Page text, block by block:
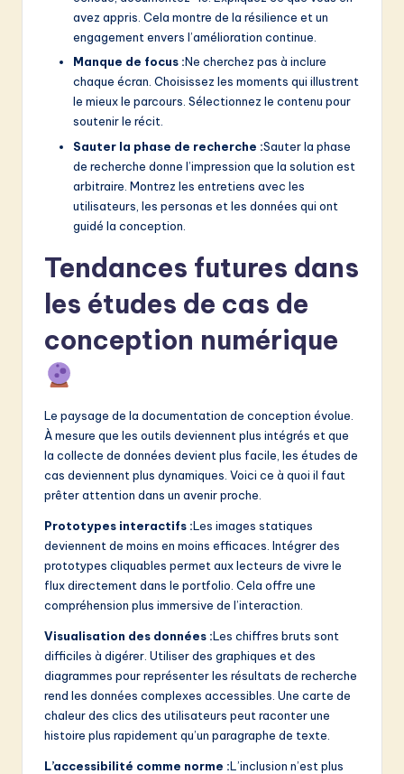
avez appris. Cela montre de la résilience et un
engagement envers l’amélioration continue.
Manque de focus :Ne cherchez pas à inclure
chaque écran. Choisissez les moments qui illustrent
le mieux le parcours. Sélectionnez le contenu pour
soutenir le récit.
Sauter la phase de recherche :Sauter la phase
de recherche donne l’impression que la solution est
arbitraire. Montrez les entretiens avec les
utilisateurs, les personas et les données qui ont
guidé la conception.
Tendances futures dans
les études de cas de
conception numérique
Le paysage de la documentation de conception évolue.
À mesure que les outils deviennent plus intégrés et que
la collecte de données devient plus facile, les études de
cas deviennent plus dynamiques. Voici ce à quoi il faut
prêter attention dans un avenir proche.
Prototypes interactifs :Les images statiques
deviennent de moins en moins efficaces. Intégrer des
prototypes cliquables permet aux lecteurs de vivre le
flux directement dans le portfolio. Cela offre une
compréhension plus immersive de l’interaction.
Visualisation des données :Les chiffres bruts sont
difficiles à digérer. Utiliser des graphiques et des
diagrammes pour représenter les résultats de recherche
rend les données complexes accessibles. Une carte de
chaleur des clics des utilisateurs peut raconter une
histoire plus rapidement qu’un paragraphe de texte.
L’accessibilité comme norme :L’inclusion n’est plus